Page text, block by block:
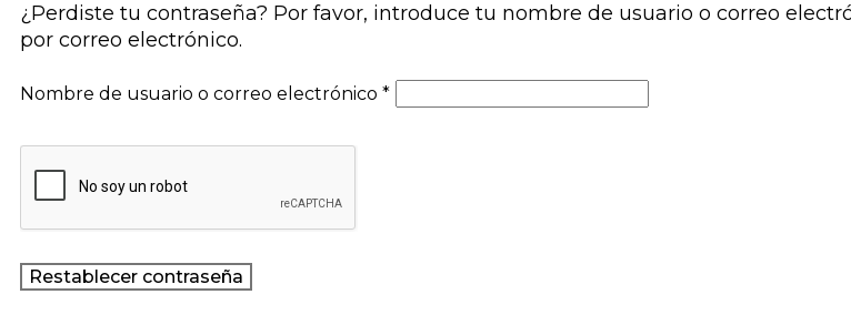
¿Perdiste tu contraseña? Por favor, introduce tu nombre de usuario o correo
por correo electrónico.
Nombre de usuario o correo electrónico *
Restablecer contraseña